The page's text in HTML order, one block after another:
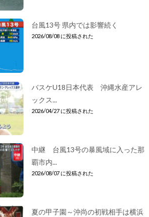
台風13号 県内では影響続く
2026/08/08 に投稿された
バスケU18日本代表 沖縄水産アレ
ックス...
2026/04/27 に投稿された
中継 台風13号の暴風域に入った那
覇市内...
2026/08/07 に投稿された
夏の甲子園～沖尚の初戦相手は横浜